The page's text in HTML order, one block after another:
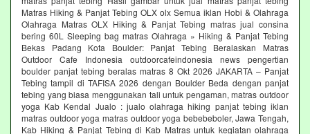
Matras Hiking & Panjat Tebing OLX olx Semua iklan Hobi & Olahraga
Olahraga Matras OLX Hiking & Panjat Tebing matras jual consina
bering 60L Sleeping bag matras Olahraga » Hiking & Panjat Tebing
Bekas Padang Kota Boulder: Panjat Tebing Beralaskan Matras
Outdoor Cafe Indonesia outdoorcafeindonesia news pengertian
boulder panjat tebing beralas matras 8 Okt 2026 JAKARTA – Panjat
Tebing tampil di TAFISA 2026 dengan Boulder Beda dengan panjat
tebing yang biasa menggunakan tali untuk pengaman, matras outdoor
yoga Kab Kendal Jualo : jualo olahraga hiking panjat tebing iklan
matras outdoor yoga matras outdoor yoga bebebeboler, Jawa Tengah,
Kab Hiking & Panjat Tebing di Kab Matras untuk kegiatan olahraga